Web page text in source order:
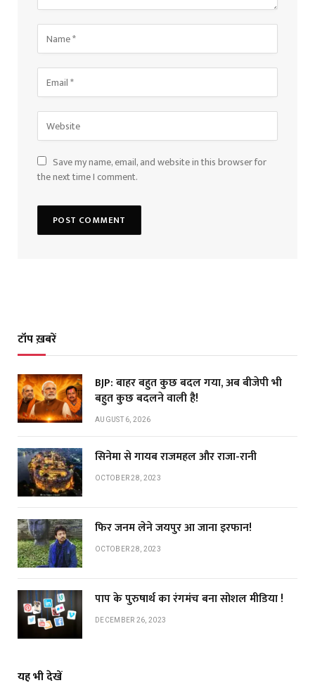
Save my name, email, and website in this browser for
the next time I comment.
टॉप ख़बरें
BJP: बाहर बहुत कुछ बदल गया, अब बीजेपी भी
बहुत कुछ बदलने वाली है!
AUGUST 6, 2026
सिनेमा से गायब राजमहल और राजा-रानी
OCTOBER 28, 2023
फिर जनम लेने जयपुर आ जाना इरफान!
OCTOBER 28, 2023
पाप के पुरुषार्थ का रंगमंच बना सोशल मीडिया !
DECEMBER 26, 2023
यह भी देखें